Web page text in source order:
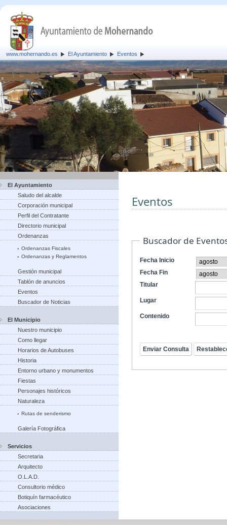
www.mohernando.es El Ayuntamiento Eventos
El Ayuntamiento
Saludo del alcalde
Corporación municipal
Perfil del Contratante
Directorio municipal
Ordenanzas
Ordenanzas Fiscales
Ordenanzas y Reglamentos
Gestión municipal
Tablón de anuncios
Eventos
Buscador de Noticias
El Municipio
Nuestro municipio
Como llegar
Horarios de Autobuses
Historia
Entorno urbano y monumentos
Fiestas
Personajes históricos
Naturaleza
Rutas de senderismo
Galería Fotográfica
Servicios
Secretaria
Arquitecto
O.L.A.D.
Consultorio médico
Botiquín farmacéutico
Asociaciones
Eventos
Buscador de
Fecha Inicio
Fecha Fin
Titular
Lugar
Contenido